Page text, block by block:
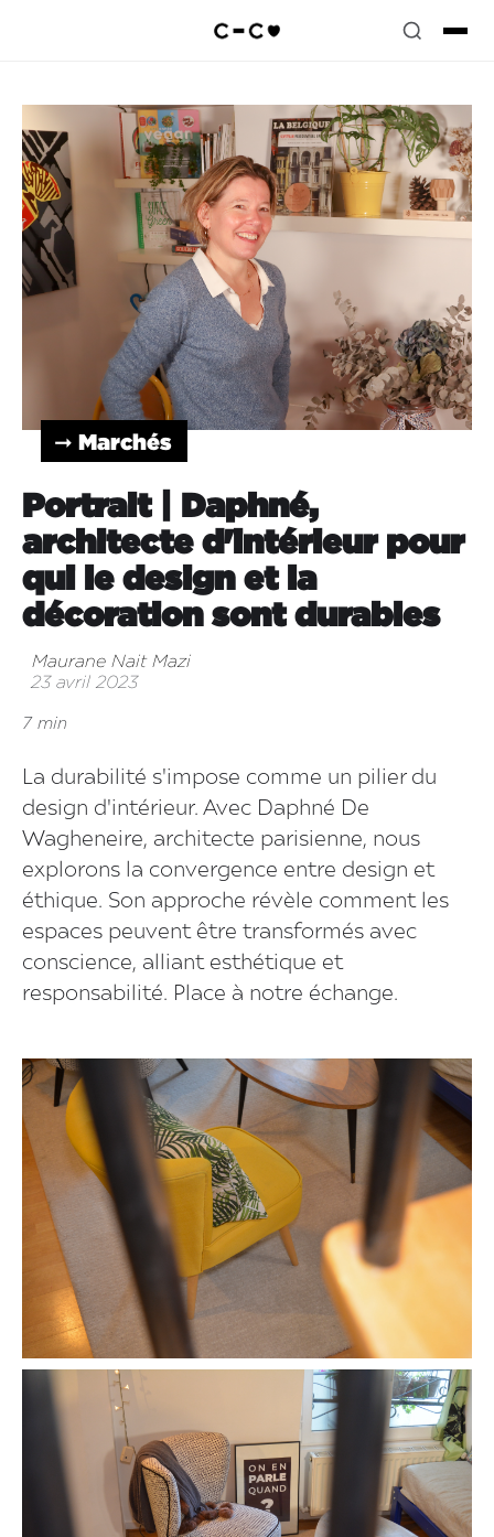
➞ Marchés
Portrait | Daphné,
architecte d'intérieur pour
qui le design et la
décoration sont durables
Maurane Nait Mazi
23 avril 2023
7 min
La durabilité s'impose comme un pilier du
design d'intérieur. Avec Daphné De
Wagheneire, architecte parisienne, nous
explorons la convergence entre design et
éthique. Son approche révèle comment les
espaces peuvent être transformés avec
conscience, alliant esthétique et
responsabilité. Place à notre échange.